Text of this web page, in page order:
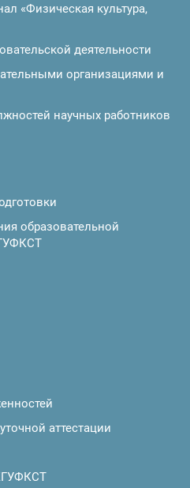
«Физическая культура,
деятельности
организациями и
научных работников
образовательной
аттестации